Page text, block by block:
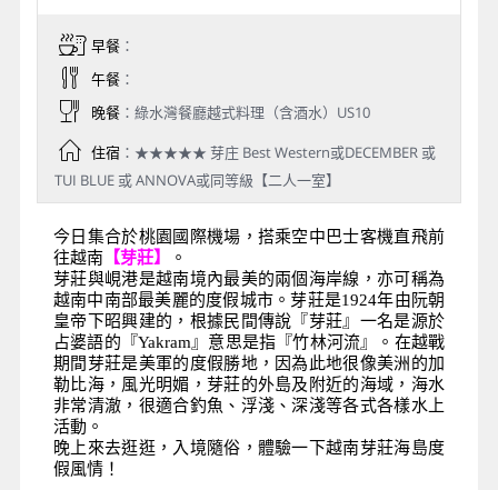
早餐：
午餐：
晚餐：綠水灣餐廳越式料理（含酒水）US10
住宿：★★★★★ 芽庄 Best Western或DECEMBER 或
TUI BLUE 或 ANNOVA或同等級【二人一室】
今日集合於桃園國際機場，搭乘空中巴士客機直飛前
往越南【芽莊】
。
芽莊與峴港是越南境內最美的兩個海岸線，亦可稱為
越南中南部最美麗的度假城市。芽莊是1924年由阮朝
皇帝下昭興建的，根據民間傳說『芽莊』一名是源於
占婆語的『Yakram』意思是指『竹林河流』。在越戰
期間芽莊是美軍的度假勝地，因為此地很像美洲的加
勒比海，風光明媚，芽莊的外島及附近的海域，海水
非常清澈，很適合釣魚、浮淺、深淺等各式各樣水上
活動。
晚上來去逛逛，入境隨俗，體驗一下越南芽莊海島度
假風情！